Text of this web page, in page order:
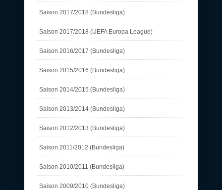
Saison 2017/2018 (Bundesliga)
Saison 2017/2018 (UEFA Europa League)
Saison 2016/2017 (Bundesliga)
Saison 2015/2016 (Bundesliga)
Saison 2014/2015 (Bundesliga)
Saison 2013/2014 (Bundesliga)
Saison 2012/2013 (Bundesliga)
Saison 2011/2012 (Bundesliga)
Saison 2010/2011 (Bundesliga)
Saison 2009/2010 (Bundesliga)